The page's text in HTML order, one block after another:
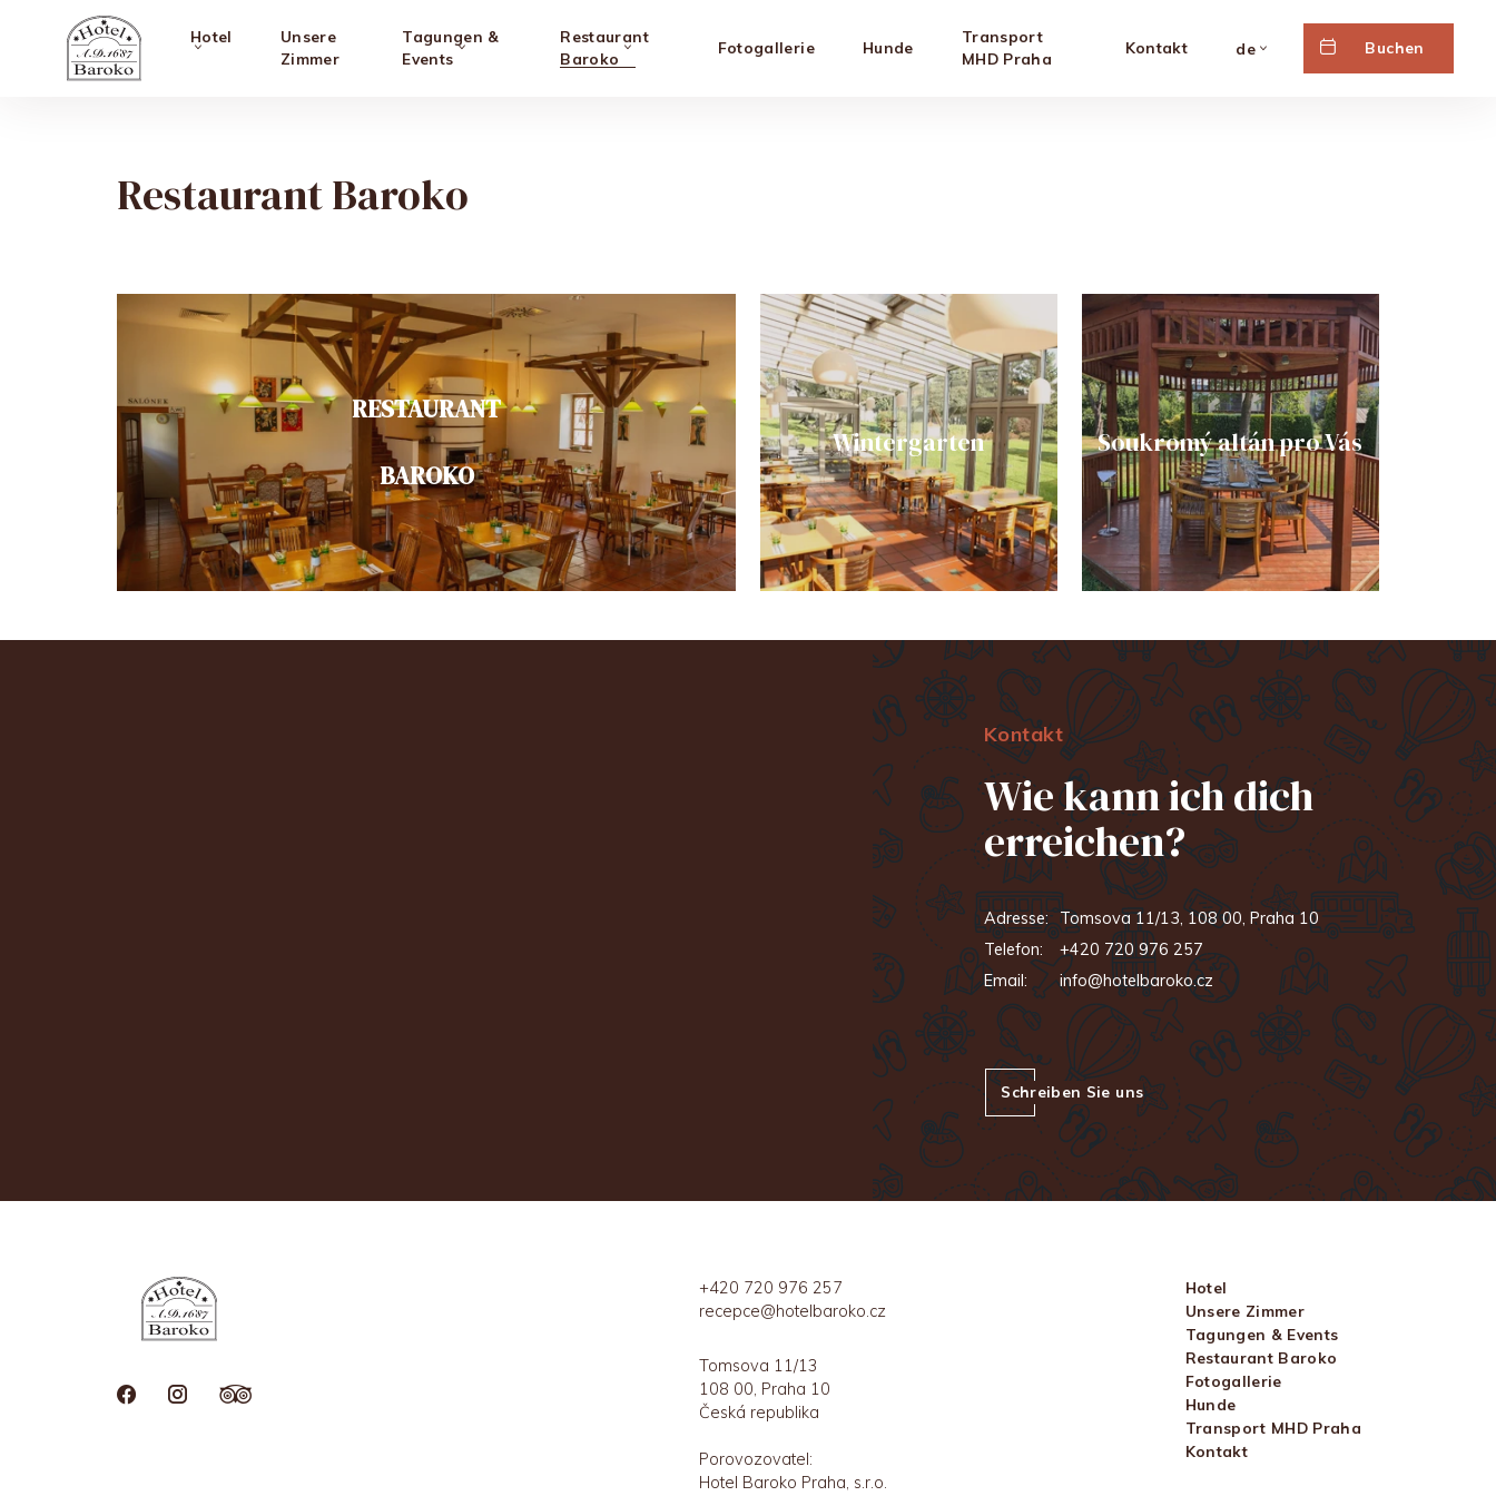
Hotel
Unsere
Zimmer
Tagungen &
Events
Restaurant
Baroko
Fotogallerie Hunde
Transport
MHD Praha
Kontakt de Buchen
Restaurant Baroko
RESTAURANT
BAROKO
Wintergarten Soukromý altán pro Vás
Kontakt
Wie kann ich dich
erreichen?
Adresse: Tomsova 11/13, 108 00, Praha 10
Telefon:
+420 720 976 257
Email:
info@hotelbaroko.cz
Schreiben Sie uns
+420 720 976 257
recepce@hotelbaroko.cz
Tomsova 11/13
108 00, Praha 10
Česká republika
Porovozovatel:
Hotel Baroko Praha, s.r.o.
Hotel
Unsere Zimmer
Tagungen & Events
Restaurant Baroko
Fotogallerie
Hunde
Transport MHD Praha
Kontakt